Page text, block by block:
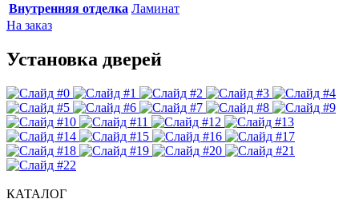
Внутренняя отделка Ламинат
На заказ
Установка дверей
КАТАЛОГ